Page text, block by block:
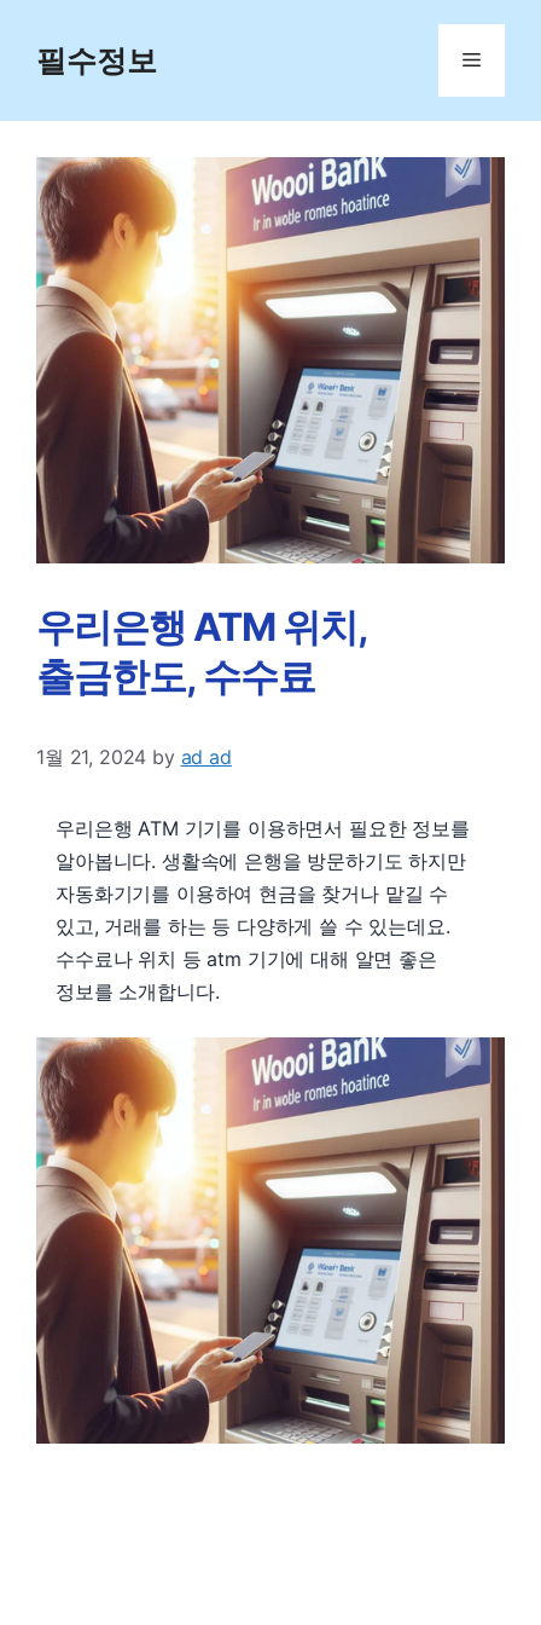
content
필수정보 Menu
우리은행 ATM 위치,
출금한도, 수수료
1월 21, 2024 by ad ad
우리은행 ATM 기기를 이용하면서 필요한 정보를
알아봅니다. 생활속에 은행을 방문하기도 하지만
자동화기기를 이용하여 현금을 찾거나 맡길 수
있고, 거래를 하는 등 다양하게 쓸 수 있는데요.
수수료나 위치 등 atm 기기에 대해 알면 좋은
정보를 소개합니다.